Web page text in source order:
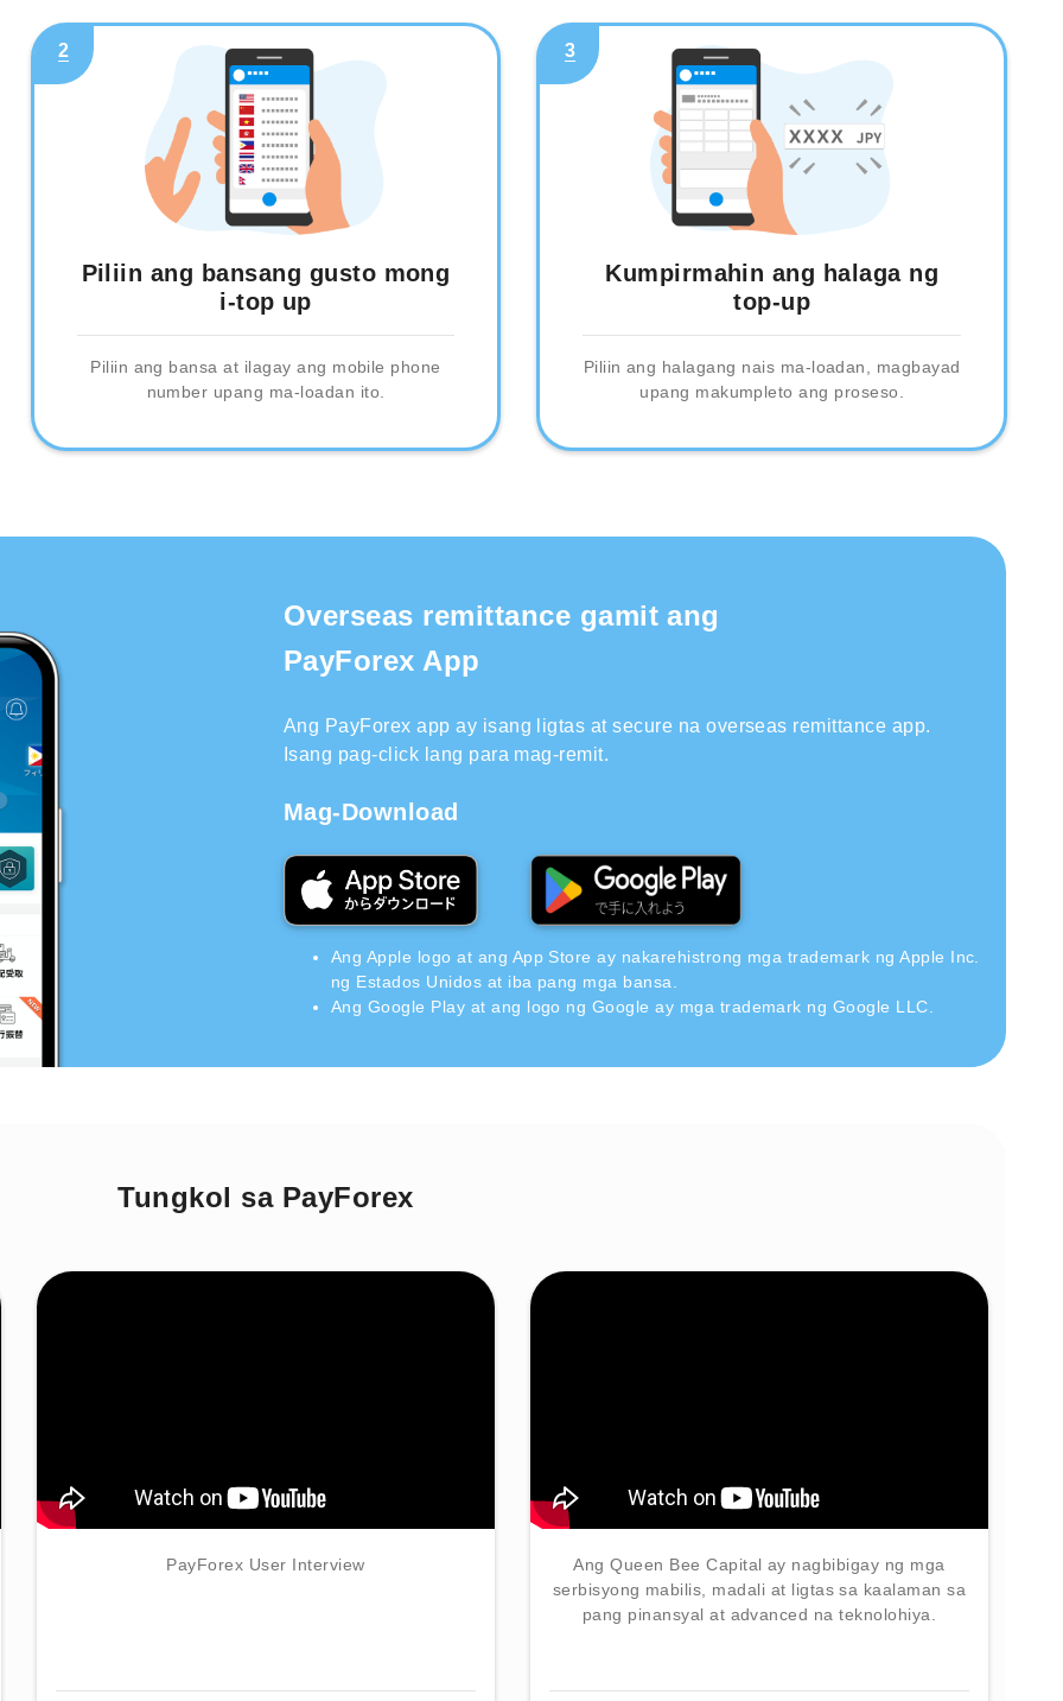
2
Piliin ang bansang gusto mong
i-top up
Piliin ang bansa at ilagay ang mobile phone
number upang ma-loadan ito.
3
Kumpirmahin ang halaga ng
top-up
Piliin ang halagang nais ma-loadan, magbayad
upang makumpleto ang proseso.
Overseas remittance gamit ang
PayForex App
Ang PayForex app ay isang ligtas at secure na overseas remittance app.
Isang pag-click lang para mag-remit.
Mag-Download
Ang Apple logo at ang App Store ay nakarehistrong mga trademark ng Apple Inc.
ng Estados Unidos at iba pang mga bansa.
Ang Google Play at ang logo ng Google ay mga trademark ng Google LLC.
Tungkol sa PayForex
PayForex User Interview
Ang Queen Bee Capital ay nagbibigay ng mga
serbisyong mabilis, madali at ligtas sa kaalaman sa
pang pinansyal at advanced na teknolohiya.